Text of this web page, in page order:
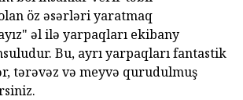
öz əsərləri yaratmaq
əl ilə yarpaqları ekibany
Bu, ayrı yarpaqları fantastik
tərəvəz və meyvə qurudulmuş